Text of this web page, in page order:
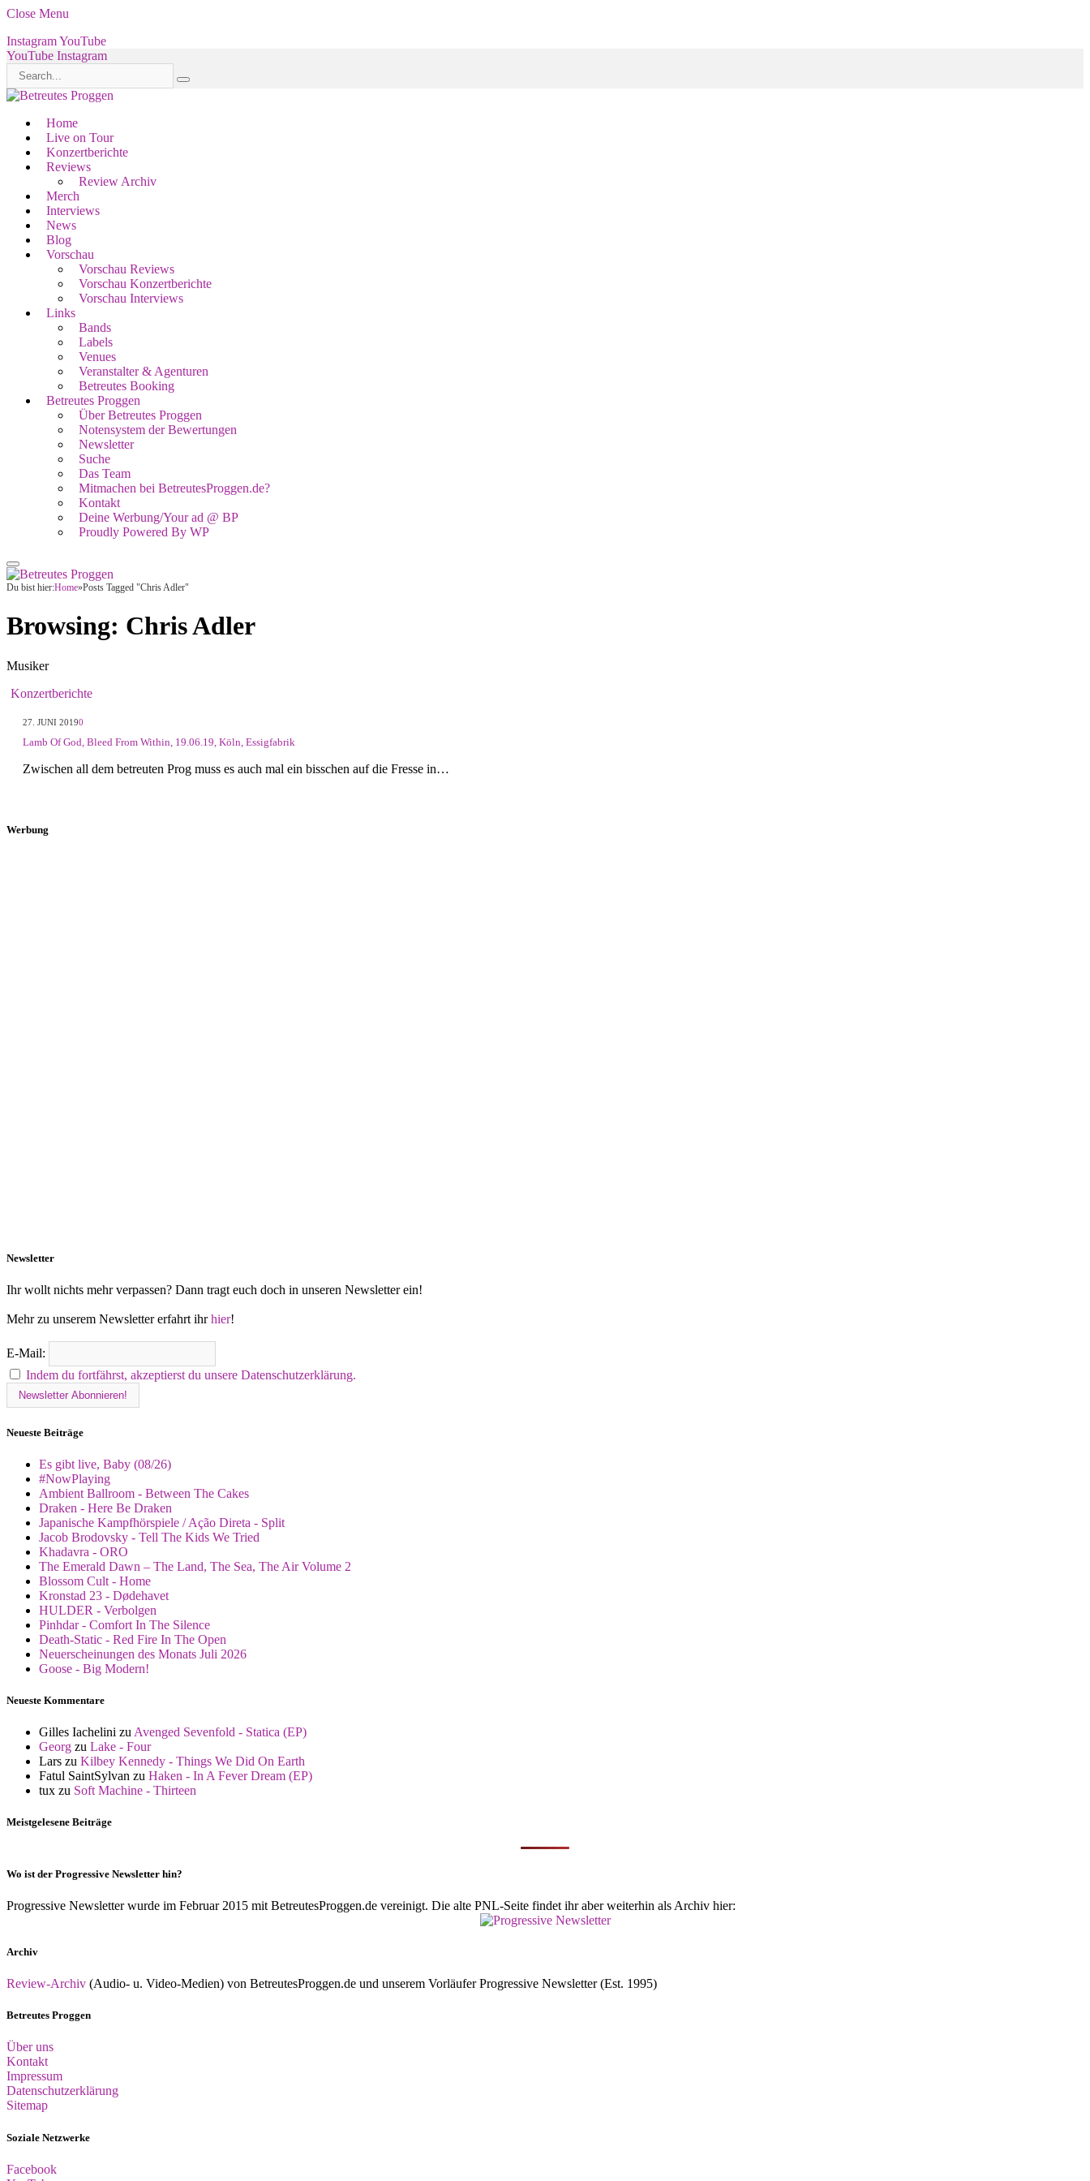
Close Menu
InstagramYouTube
YouTube Instagram
Home
Live on Tour
Konzertberichte
Reviews
Review Archiv
Merch
Interviews
News
Blog
Vorschau
Vorschau Reviews
Vorschau Konzertberichte
Vorschau Interviews
Links
Bands
Labels
Venues
Veranstalter & Agenturen
Betreutes Booking
Betreutes Proggen
Über Betreutes Proggen
Notensystem der Bewertungen
Newsletter
Suche
Das Team
Mitmachen bei BetreutesProggen.de?
Kontakt
Deine Werbung/Your ad @ BP
Proudly Powered By WP
Du bist hier:Home»Posts Tagged "Chris Adler"
Browsing: Chris Adler
Musiker
Konzertberichte
27. JUNI 20190
Lamb Of God, Bleed From Within, 19.06.19, Köln, Essigfabrik
Zwischen all dem betreuten Prog muss es auch mal ein bisschen auf die Fresse in…
Werbung
Newsletter
Ihr wollt nichts mehr verpassen? Dann tragt euch doch in unseren Newsletter ein!
Mehr zu unserem Newsletter erfahrt ihrhier!
E-Mail:
Indem du fortfährst, akzeptierst du unsere Datenschutzerklärung.
Neueste Beiträge
Es gibt live, Baby (08/26)
#NowPlaying
Ambient Ballroom - Between The Cakes
Draken - Here Be Draken
Japanische Kampfhörspiele / Ação Direta - Split
Jacob Brodovsky - Tell The Kids We Tried
Khadavra - ORO
The Emerald Dawn – The Land, The Sea, The Air Volume 2
Blossom Cult - Home
Kronstad 23 - Dødehavet
HULDER - Verbolgen
Pinhdar - Comfort In The Silence
Death-Static - Red Fire In The Open
Neuerscheinungen des Monats Juli 2026
Goose - Big Modern!
Neueste Kommentare
Gilles Iachelini zu Avenged Sevenfold - Statica (EP)
Georg zu Lake - Four
Lars zu Kilbey Kennedy - Things We Did On Earth
Fatul SaintSylvan zu Haken - In A Fever Dream (EP)
tux zu Soft Machine - Thirteen
Meistgelesene Beiträge
Wo ist der Progressive Newsletter hin?
Progressive Newsletter wurde im Februar 2015 mit BetreutesProggen.de vereinigt. Die alte PNL-Seite findet ihr aber weiterhin als Archiv hier:
Archiv
Review-Archiv (Audio- u. Video-Medien) von BetreutesProggen.de und unserem Vorläufer Progressive Newsletter (Est. 1995)
Betreutes Proggen
Über uns
Kontakt
Impressum
Datenschutzerklärung
Sitemap
Soziale Netzwerke
Facebook